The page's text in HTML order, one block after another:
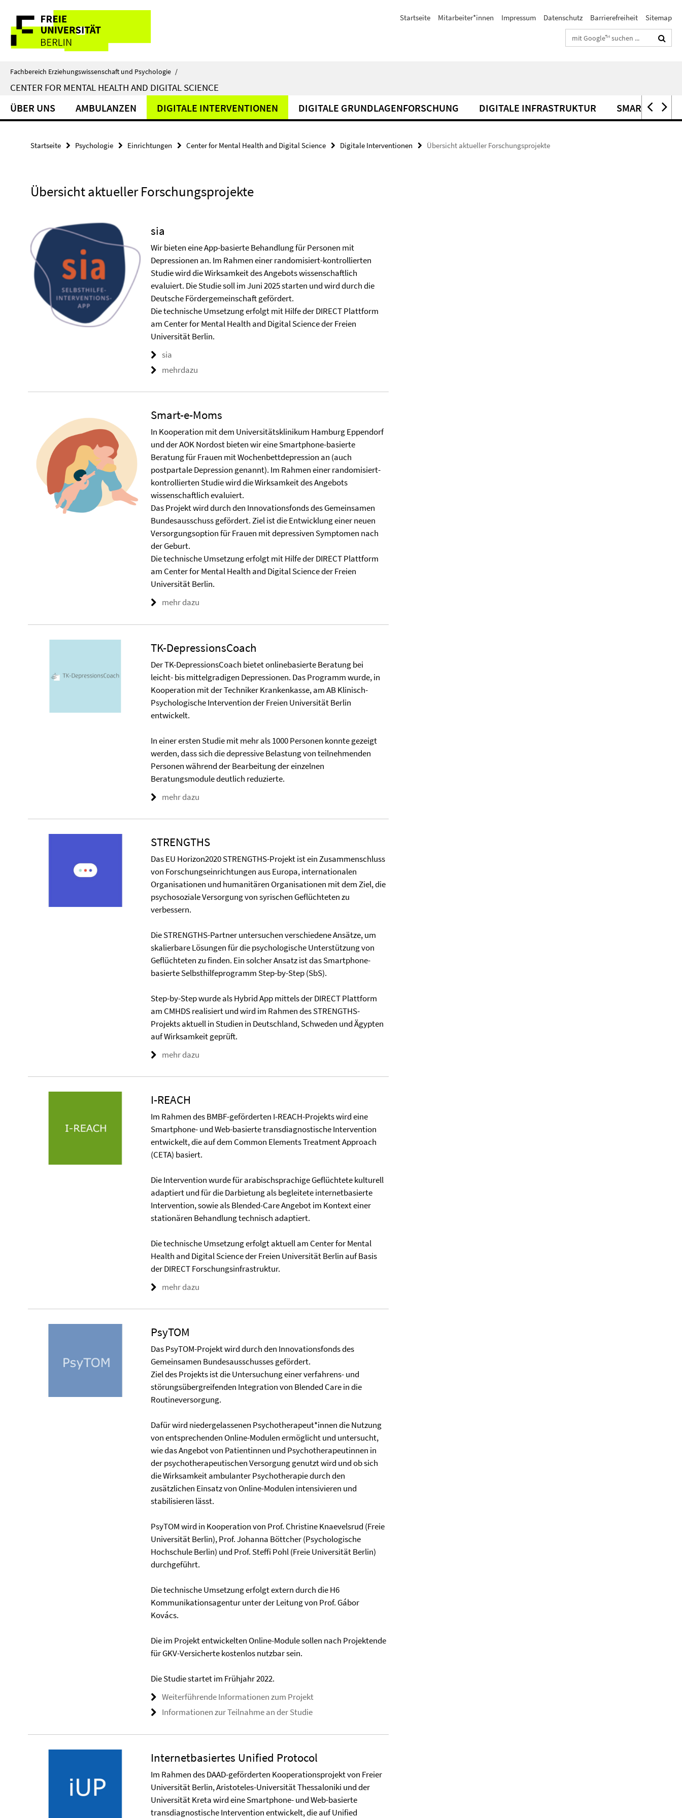
direkt
Inhalt
Service-
Navigation
Startseite Mitarbeiter*innen Impressum Datenschutz Barrierefreiheit
Sitemap
Suchbegriffe
Fachbereich Erziehungswissenschaft und Psychologie /
CENTER FOR MENTAL HEALTH AND DIGITAL SCIENCE
ÜBER UNS AMBULANZEN DIGITALE INTERVENTIONEN DIGITALE GRUNDLAGENFORSCHUNG DIGITALE INFRASTRUKTUR SMART-E-
Startseite Psychologie Einrichtungen Center for Mental Health and Digital Science Digitale Interventionen Übersicht aktueller Forschungsprojekte
Übersicht aktueller Forschungsprojekte
sia
Wir bieten eine App-basierte Behandlung für Personen mit
Depressionen an. Im Rahmen einer randomisiert-kontrollierten
Studie wird die Wirksamkeit des Angebots wissenschaftlich
evaluiert. Die Studie soll im Juni 2025 starten und wird durch die
Deutsche Fördergemeinschaft gefördert.
Die technische Umsetzung erfolgt mit Hilfe der DIRECT Plattform
am Center for Mental Health and Digital Science der Freien
Universität Berlin.
sia
mehrdazu
Smart-e-Moms
In Kooperation mit dem Universitätsklinikum Hamburg Eppendorf
und der AOK Nordost bieten wir eine Smartphone-basierte
Beratung für Frauen mit Wochenbettdepression an (auch
postpartale Depression genannt). Im Rahmen einer randomisiert-
kontrollierten Studie wird die Wirksamkeit des Angebots
wissenschaftlich evaluiert.
Das Projekt wird durch den Innovationsfonds des Gemeinsamen
Bundesausschuss gefördert. Ziel ist die Entwicklung einer neuen
Versorgungsoption für Frauen mit depressiven Symptomen nach
der Geburt.
Die technische Umsetzung erfolgt mit Hilfe der DIRECT Plattform
am Center for Mental Health and Digital Science der Freien
Universität Berlin.
mehr dazu
TK-DepressionsCoach
Der TK-DepressionsCoach bietet onlinebasierte Beratung bei
leicht- bis mittelgradigen Depressionen. Das Programm wurde, in
Kooperation mit der Techniker Krankenkasse, am AB Klinisch-
Psychologische Intervention der Freien Universität Berlin
entwickelt.
In einer ersten Studie mit mehr als 1000 Personen konnte gezeigt
werden, dass sich die depressive Belastung von teilnehmenden
Personen während der Bearbeitung der einzelnen
Beratungsmodule deutlich reduzierte.
mehr dazu
STRENGTHS
Das EU Horizon2020 STRENGTHS-Projekt ist ein Zusammenschluss
von Forschungseinrichtungen aus Europa, internationalen
Organisationen und humanitären Organisationen mit dem Ziel, die
psychosoziale Versorgung von syrischen Geflüchteten zu
verbessern.
Die STRENGTHS-Partner untersuchen verschiedene Ansätze, um
skalierbare Lösungen für die psychologische Unterstützung von
Geflüchteten zu finden. Ein solcher Ansatz ist das Smartphone-
basierte Selbsthilfeprogramm Step-by-Step (SbS).
Step-by-Step wurde als Hybrid App mittels der DIRECT Plattform
am CMHDS realisiert und wird im Rahmen des STRENGTHS-
Projekts aktuell in Studien in Deutschland, Schweden und Ägypten
auf Wirksamkeit geprüft.
mehr dazu
I-REACH
Im Rahmen des BMBF-geförderten I-REACH-Projekts wird eine
Smartphone- und Web-basierte transdiagnostische Intervention
entwickelt, die auf dem Common Elements Treatment Approach
(CETA) basiert.
Die Intervention wurde für arabischsprachige Geflüchtete kulturell
adaptiert und für die Darbietung als begleitete internetbasierte
Intervention, sowie als Blended-Care Angebot im Kontext einer
stationären Behandlung technisch adaptiert.
Die technische Umsetzung erfolgt aktuell am Center for Mental
Health and Digital Science der Freien Universität Berlin auf Basis
der DIRECT Forschungsinfrastruktur.
mehr dazu
PsyTOM
Das PsyTOM-Projekt wird durch den Innovationsfonds des
Gemeinsamen Bundesausschusses gefördert.
Ziel des Projekts ist die Untersuchung einer verfahrens- und
störungsübergreifenden Integration von Blended Care in die
Routineversorgung.
Dafür wird niedergelassenen Psychotherapeut*innen die Nutzung
von entsprechenden Online-Modulen ermöglicht und untersucht,
wie das Angebot von Patientinnen und Psychotherapeutinnen in
der psychotherapeutischen Versorgung genutzt wird und ob sich
die Wirksamkeit ambulanter Psychotherapie durch den
zusätzlichen Einsatz von Online-Modulen intensivieren und
stabilisieren lässt.
PsyTOM wird in Kooperation von Prof. Christine Knaevelsrud (Freie
Universität Berlin), Prof. Johanna Böttcher (Psychologische
Hochschule Berlin) und Prof. Steffi Pohl (Freie Universität Berlin)
durchgeführt.
Die technische Umsetzung erfolgt extern durch die H6
Kommunikationsagentur unter der Leitung von Prof. Gábor
Kovács.
Die im Projekt entwickelten Online-Module sollen nach Projektende
für GKV-Versicherte kostenlos nutzbar sein.
Die Studie startet im Frühjahr 2022.
Weiterführende Informationen zum Projekt
Informationen zur Teilnahme an der Studie
Internetbasiertes Unified Protocol
Im Rahmen des DAAD-geförderten Kooperationsprojekt von Freier
Universität Berlin, Aristoteles-Universität Thessaloniki und der
Universität Kreta wird eine Smartphone- und Web-basierte
transdiagnostische Intervention entwickelt, die auf Unified